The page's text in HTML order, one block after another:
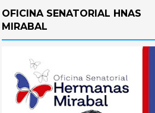
OFICINA SENATORIAL HNAS
MIRABAL